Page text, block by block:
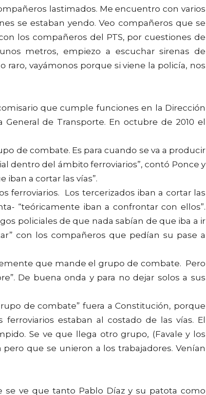
lastimados. Me encuentro con varios
se estaban yendo. Veo compañeros que se
los compañeros del PTS, por cuestiones de
metros, empiezo a escuchar sirenas de
raro, vayámonos porque si viene la policía, nos
que cumple funciones en la Dirección
de Transporte. En octubre de 2010 el
de combate. Es para cuando se va a producir
dentro del ámbito ferroviarios”, contó Ponce y
iban a cortar las vías”.
ferroviarios. Los tercerizados iban a cortar las
“teóricamente iban a confrontar con ellos”.
policiales de que nada sabían de que iba a ir
con los compañeros que pedían su pase a
que mande el grupo de combate. Pero
De buena onda y para no dejar solos a sus
de combate” fuera a Constitución, porque
ferroviarios estaban al costado de las vías. El
Se ve que llega otro grupo, (Favale y los
que se unieron a los trabajadores. Venían
ve que tanto Pablo Díaz y su patota como